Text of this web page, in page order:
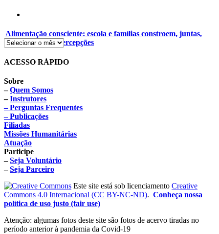
Alimentação consciente: escola e famílias constroem, juntas,
novos hábitos e percepções
ACESSO RÁPIDO
Sobre
–Quem Somos
–Instrutores
– Perguntas Frequentes
– Publicações
Filiadas
Missões Humanitárias
Atuação
Participe
–Seja Voluntário
–Seja Parceiro
Este site está sob licenciamento Creative
Commons 4.0 Internacional (CC BY-NC-ND). Conheça nossa
política de uso justo (fair use)
Atenção: algumas fotos deste site são fotos de acervo tiradas no
período anterior à pandemia da Covid-19